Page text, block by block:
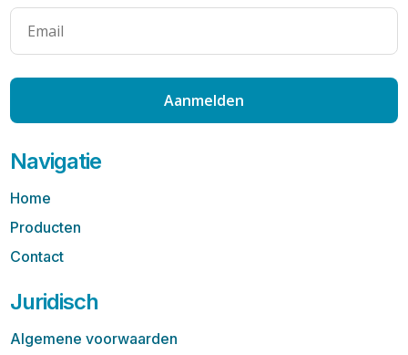
Aanmelden
Navigatie
Home
Producten
Contact
Juridisch
Algemene voorwaarden